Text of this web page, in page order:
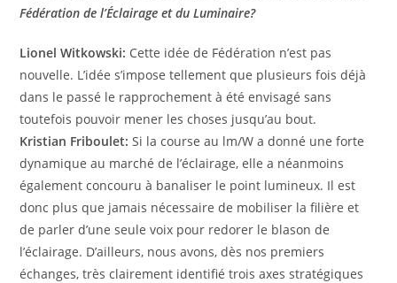
Fédération de l’Éclairage et du Luminaire?
Lionel Witkowski: Cette idée de Fédération n’est pas
nouvelle. L’idée s’impose tellement que plusieurs fois déjà
dans le passé le rapprochement à été envisagé sans
toutefois pouvoir mener les choses jusqu’au bout.
Kristian Friboulet: Si la course au lm/W a donné une forte
dynamique au marché de l’éclairage, elle a néanmoins
également concouru à banaliser le point lumineux. Il est
donc plus que jamais nécessaire de mobiliser la filière et
de parler d’une seule voix pour redorer le blason de
l’éclairage. D’ailleurs, nous avons, dès nos premiers
échanges, très clairement identifié trois axes stratégiques